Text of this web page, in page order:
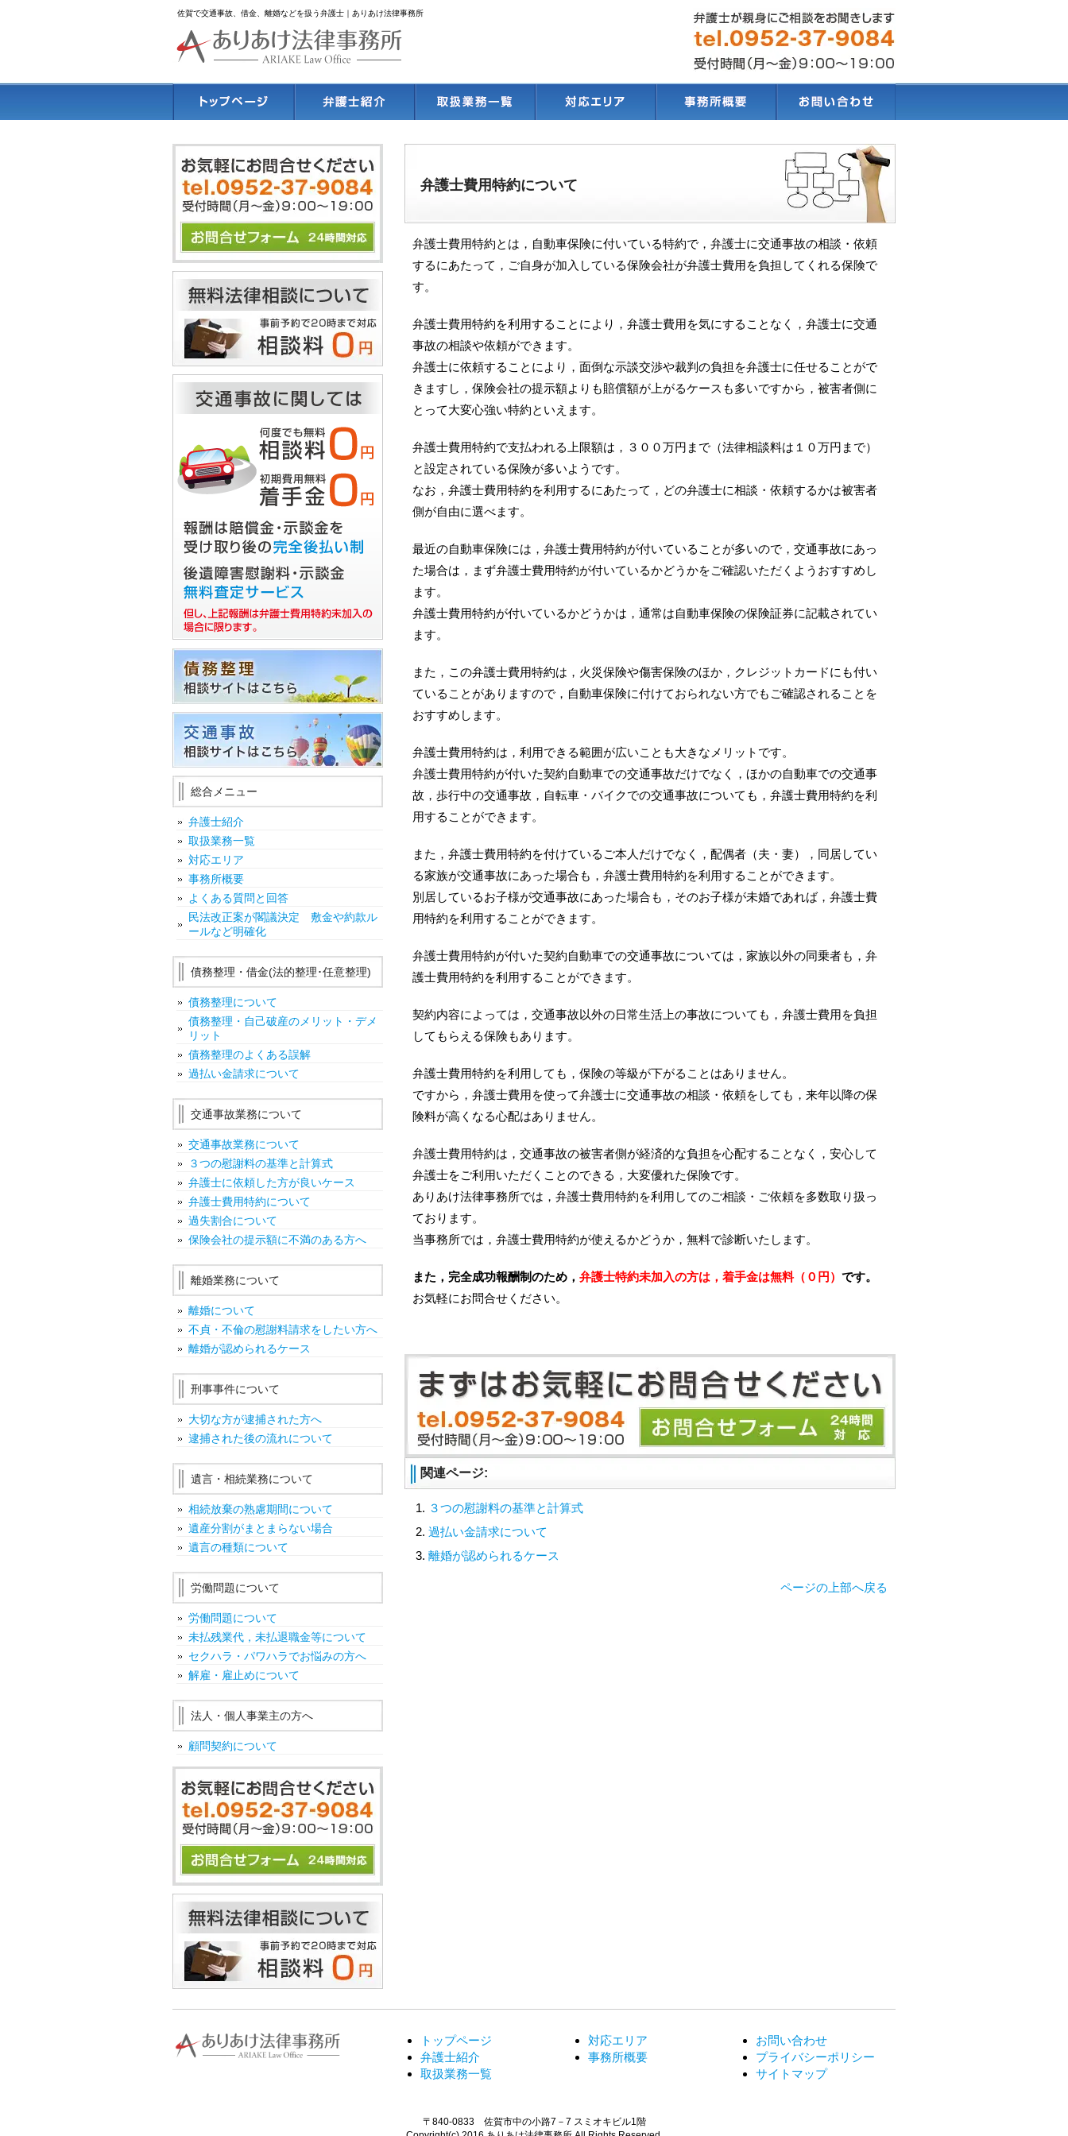
佐賀で交通事故、借金、離婚などを扱う弁護士｜ありあけ法律事務所
弁護士費用特約について
弁護士費用特約とは，自動車保険に付いている特約で，弁護士に交通事故の相談・依頼
するにあたって，ご自身が加入している保険会社が弁護士費用を負担してくれる保険で
す。
弁護士費用特約を利用することにより，弁護士費用を気にすることなく，弁護士に交通
事故の相談や依頼ができます。
弁護士に依頼することにより，面倒な示談交渉や裁判の負担を弁護士に任せることがで
きますし，保険会社の提示額よりも賠償額が上がるケースも多いですから，被害者側に
とって大変心強い特約といえます。
弁護士費用特約で支払われる上限額は，３００万円まで（法律相談料は１０万円まで）
と設定されている保険が多いようです。
なお，弁護士費用特約を利用するにあたって，どの弁護士に相談・依頼するかは被害者
側が自由に選べます。
最近の自動車保険には，弁護士費用特約が付いていることが多いので，交通事故にあっ
た場合は，まず弁護士費用特約が付いているかどうかをご確認いただくようおすすめし
ます。
弁護士費用特約が付いているかどうかは，通常は自動車保険の保険証券に記載されてい
ます。
また，この弁護士費用特約は，火災保険や傷害保険のほか，クレジットカードにも付い
ていることがありますので，自動車保険に付けておられない方でもご確認されることを
おすすめします。
弁護士費用特約は，利用できる範囲が広いことも大きなメリットです。
弁護士費用特約が付いた契約自動車での交通事故だけでなく，ほかの自動車での交通事
故，歩行中の交通事故，自転車・バイクでの交通事故についても，弁護士費用特約を利
用することができます。
また，弁護士費用特約を付けているご本人だけでなく，配偶者（夫・妻），同居してい
る家族が交通事故にあった場合も，弁護士費用特約を利用することができます。
別居しているお子様が交通事故にあった場合も，そのお子様が未婚であれば，弁護士費
用特約を利用することができます。
弁護士費用特約が付いた契約自動車での交通事故については，家族以外の同乗者も，弁
護士費用特約を利用することができます。
契約内容によっては，交通事故以外の日常生活上の事故についても，弁護士費用を負担
してもらえる保険もあります。
弁護士費用特約を利用しても，保険の等級が下がることはありません。
ですから，弁護士費用を使って弁護士に交通事故の相談・依頼をしても，来年以降の保
険料が高くなる心配はありません。
弁護士費用特約は，交通事故の被害者側が経済的な負担を心配することなく，安心して
弁護士をご利用いただくことのできる，大変優れた保険です。
ありあけ法律事務所では，弁護士費用特約を利用してのご相談・ご依頼を多数取り扱っ
ております。
当事務所では，弁護士費用特約が使えるかどうか，無料で診断いたします。
また，完全成功報酬制のため， 弁護士特約未加入の方は，着手金は無料（０円） です。
お気軽にお問合せください。
関連ページ:
３つの慰謝料の基準と計算式
過払い金請求について
離婚が認められるケース
ページの上部へ戻る
総合メニュー
弁護士紹介
取扱業務一覧
対応エリア
事務所概要
よくある質問と回答
民法改正案が閣議決定 敷金や約款ル
ールなど明確化
債務整理・借金(法的整理･任意整理)
債務整理について
債務整理・自己破産のメリット・デメ
リット
債務整理のよくある誤解
過払い金請求について
交通事故業務について
交通事故業務について
３つの慰謝料の基準と計算式
弁護士に依頼した方が良いケース
弁護士費用特約について
過失割合について
保険会社の提示額に不満のある方へ
離婚業務について
離婚について
不貞・不倫の慰謝料請求をしたい方へ
離婚が認められるケース
刑事事件について
大切な方が逮捕された方へ
逮捕された後の流れについて
遺言・相続業務について
相続放棄の熟慮期間について
遺産分割がまとまらない場合
遺言の種類について
労働問題について
労働問題について
未払残業代，未払退職金等について
セクハラ・パワハラでお悩みの方へ
解雇・雇止めについて
法人・個人事業主の方へ
顧問契約について
トップページ
弁護士紹介
取扱業務一覧
対応エリア
事務所概要
お問い合わせ
プライバシーポリシー
サイトマップ
〒840-0833 佐賀市中の小路7－7 スミオキビル1階